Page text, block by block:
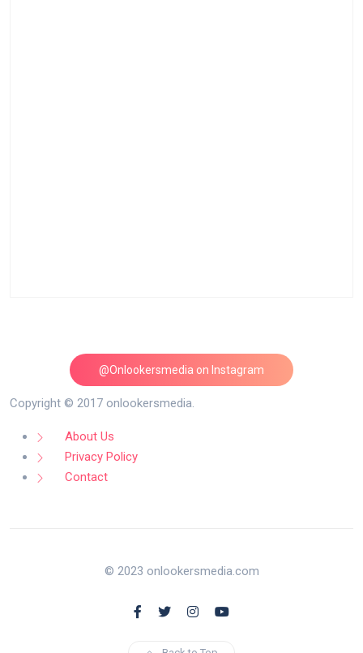
@Onlookersmedia on Instagram
Follow on Instagram
Copyright © 2017 onlookersmedia.
About Us
Privacy Policy
Contact
© 2023 onlookersmedia.com